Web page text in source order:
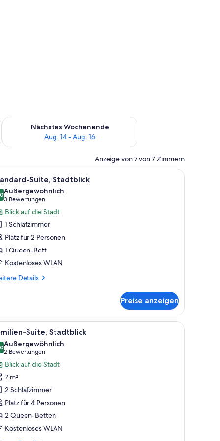
Aug. 7 - Aug. 9.
Nächstes Wochenende
Aug. 14 - Aug. 16
Überprüfe die Verfügbarkeit für nächstes Wochenende, Aug.
Anzeige von 7 von 7 Zimmern
einem Nachttisch, einer Lampe und einem grünen Beistelltisch.
Ein ordentlich bezogenes Bett mit einem
6 Suite, Stadtblick
von 10
Außergewöhnlich
3 Bewertungen
(3
Bewertungen)
Blick auf die Stadt
1 Schlafzimmer
Platz für 2 Personen
1 Queen-Bett
Kostenloses WLAN
Details
Preise anzeigen
Bosch-Ofen, eine kleine Essecke mit einer Couch und einer Vase mit
Familien-Suite, Stadtblick | Kostenloses WLAN
6 Suite, Stadtblick
von 10
Außergewöhnlich
2 Bewertungen
(2
Bewertungen)
Blick auf die Stadt
7 m²
2 Schlafzimmer
Platz für 4 Personen
2 Queen-Betten
Kostenloses WLAN